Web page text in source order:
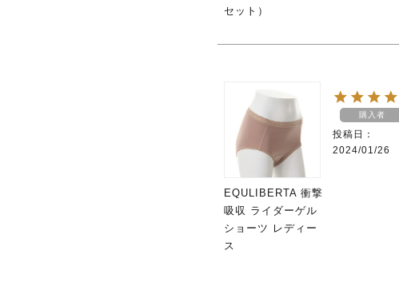
セット）
EQULIBERTA 衝撃
吸収 ライダーゲル
ショーツ レディー
ス
購入者
投稿日
2024/01/26